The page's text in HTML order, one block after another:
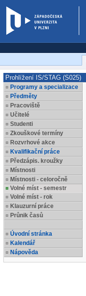
Prohlížení IS/STAG (S025)
Programy a specializace
Předměty
Pracoviště
Učitelé
Studenti
Zkouškové termíny
Rozvrhové akce
Kvalifikační práce
Předzápis. kroužky
Místnosti
Místnosti - celoročně
Volné míst - semestr
Volné míst - rok
Klauzurní práce
Průnik časů
Úvodní stránka
Kalendář
Nápověda